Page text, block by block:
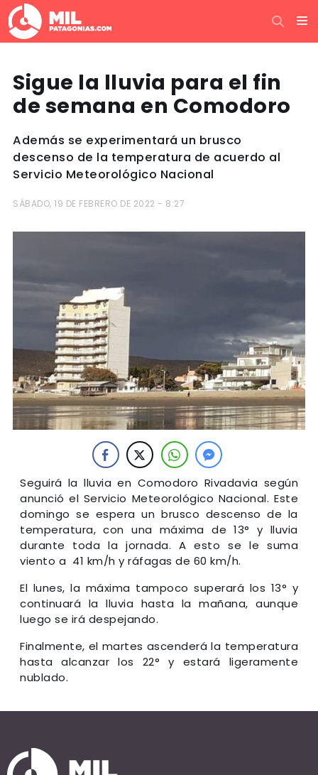
Sigue la lluvia para el fin
de semana en Comodoro
Además se experimentará un brusco
descenso de la temperatura de acuerdo al
Servicio Meteorológico Nacional
SÁBADO, 19 DE FEBRERO DE 2022 - 8:27
Seguirá la lluvia en Comodoro Rivadavia según
anunció el Servicio Meteorológico Nacional. Este
domingo se espera un brusco descenso de la
temperatura, con una máxima de 13° y lluvia
durante toda la jornada. A esto se le suma
viento a 41 km/h y ráfagas de 60 km/h.
El lunes, la máxima tampoco superará los 13° y
continuará la lluvia hasta la mañana, aunque
luego se irá despejando.
Finalmente, el martes ascenderá la temperatura
hasta alcanzar los 22° y estará ligeramente
nublado.